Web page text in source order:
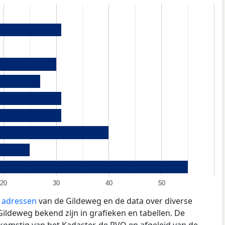
20 30 40 50
van de Gildeweg en de data over diverse
bekend zijn in grafieken en tabellen. De